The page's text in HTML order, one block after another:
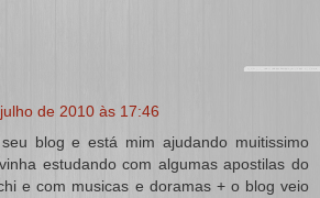
de 2010 às 17:46
blog e está mim ajudando muitissimo
estudando com algumas apostilas do
e com musicas e doramas + o blog veio